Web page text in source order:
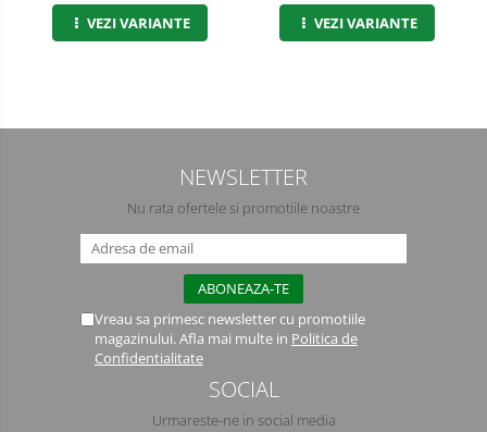
VEZI VARIANTE VEZI VARIANTE
NEWSLETTER
Nu rata ofertele si promotiile noastre
Vreau sa primesc newsletter cu promotiile
magazinului. Afla mai multe in Politica de
Confidentialitate
SOCIAL
Urmareste-ne in social media